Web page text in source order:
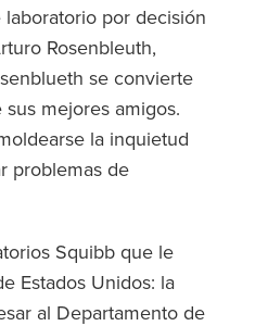
por decisión
Rosenbleuth,
se convierte
mejores amigos.
la inquietud
problemas de
Squibb que le
Estados Unidos: la
al Departamento de